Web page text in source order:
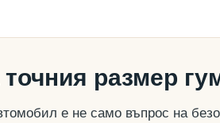
размер
е не само въпрос на